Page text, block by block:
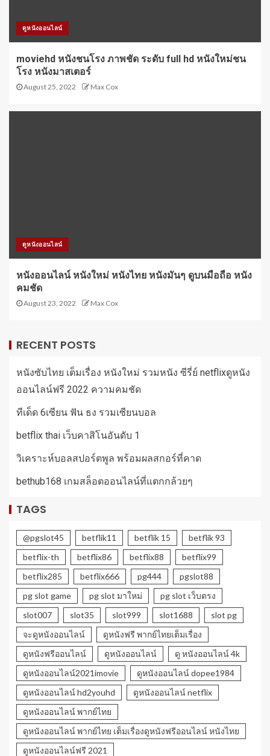
ดูหนังออนไลน์
moviehd หนังชนโรง ภาพชัด ระดับ full hd หนังใหม่ชน
โรง หนังมาสเตอร์
August 25, 2022 Max Cox
ดูหนังออนไลน์
หนังออนไลน์ หนังใหม่ หนังไทย หนังมันๆ ดูบนมือถือ หนัง
คมชัด
August 23, 2022 Max Cox
RECENT POSTS
หนังซับไทย เต็มเรื่อง หนังใหม่ รวมหนัง ซีรี่ย์ netflixดูหนัง
ออนไลน์ฟรี 2022 ความคมชัด
ทีเด็ด 6เซียน ฟัน ธง รวมเซียนบอล
betflix thai เว็บคาสิโนอันดับ 1
วิเคราะห์บอลสปอร์ตพูล พร้อมผลสกอร์ที่คาด
bethub168 เกมสล็อตออนไลน์ที่แตกกล้วยๆ
TAGS
@pgslot45 betflik11 betflik 15
betflik 93
betflix-th
betflix86 betflix88
betflix99
betflix285
betflix666 pg444
pgslot88
pg slot game
pg slot มาใหม่
pg slot เว็บตรง
slot007
slot35 slot999 slot1688
slot pg
จะดูหนังออนไลน์
ดูหนังฟรี พากย์ไทยเต็มเรื่อง
ดูหนังฟรีออนไลน์
ดูหนังออนไลน์
ดู หนังออนไลน์ 4k
ดูหนังออนไลน์2021imovie
ดูหนังออนไลน์ dopee1984
ดูหนังออนไลน์ hd2youhd
ดูหนังออนไลน์ netflix
ดูหนังออนไลน์ พากย์ไทย
ดูหนังออนไลน์ พากย์ไทย เต็มเรื่องดูหนังฟรีออนไลน์ หนังไทย
ดูหนังออนไลน์ฟรี 2021